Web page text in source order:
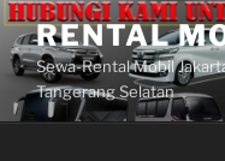
Lompat
ke
konten
RENTAL
Sewa-Rental Mobil
Tangerang Selatan